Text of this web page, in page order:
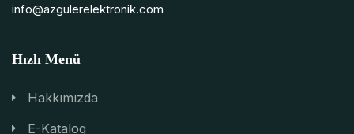
info@azgulerelektronik.com
Hızlı Menü
Hakkımızda
E-Katalog